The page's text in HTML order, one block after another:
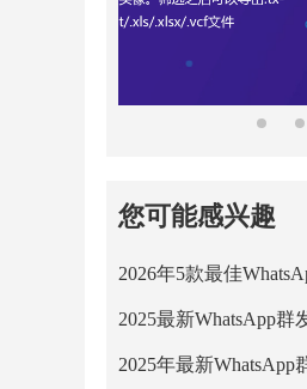
您可能感兴趣
2026年5款最佳